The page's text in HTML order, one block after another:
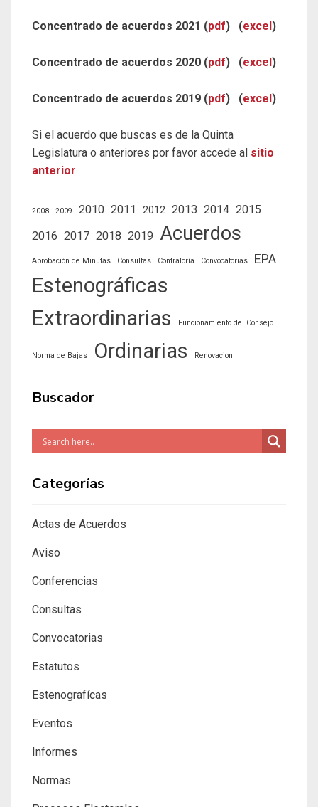
Concentrado de acuerdos 2021 (pdf) (excel )
Concentrado de acuerdos 2020 (pdf) (excel )
Concentrado de acuerdos 2019 (pdf) (excel )
Si el acuerdo que buscas es de la Quinta
Legislatura o anteriores por favor accede al sitio
anterior
2008 2009 2010 2011 2012 2013 2014 2015
2016 2017 2018 2019 Acuerdos
Aprobación de Minutas Consultas Contraloría Convocatorias EPA
Estenográficas
Extraordinarias
Funcionamiento del Consejo
Norma de Bajas Ordinarias Renovacion
Buscador
Categorías
Actas de Acuerdos
Aviso
Conferencias
Consultas
Convocatorias
Estatutos
Estenografícas
Eventos
Informes
Normas